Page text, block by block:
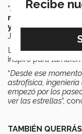
“José soñaba
rechazado doce
y en el intento
Julieth.
La estudiante
inspiró para
“Desde ese
astrofísica,
empezó por los
ver las estrellas”,
TAMBIÉN
Recibe